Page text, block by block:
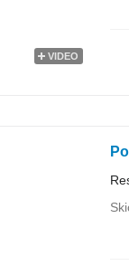
VIDEO